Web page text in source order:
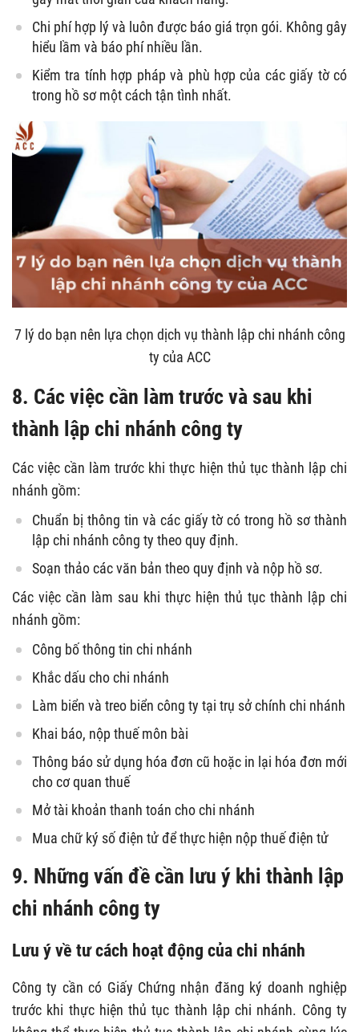
Chi phí hợp lý và luôn được báo giá trọn gói. Không gây
hiểu lầm và báo phí nhiều lần.
Kiểm tra tính hợp pháp và phù hợp của các giấy tờ có
trong hồ sơ một cách tận tình nhất.
7 lý do bạn nên lựa chọn dịch vụ thành lập chi nhánh công
ty của ACC
8. Các việc cần làm trước và sau khi
thành lập chi nhánh công ty
Các việc cần làm trước khi thực hiện thủ tục thành lập chi
nhánh gồm:
Chuẩn bị thông tin và các giấy tờ có trong hồ sơ thành
lập chi nhánh công ty theo quy định.
Soạn thảo các văn bản theo quy định và nộp hồ sơ.
Các việc cần làm sau khi thực hiện thủ tục thành lập chi
nhánh gồm:
Công bố thông tin chi nhánh
Khắc dấu cho chi nhánh
Làm biển và treo biển công ty tại trụ sở chính chi nhánh
Khai báo, nộp thuế môn bài
Thông báo sử dụng hóa đơn cũ hoặc in lại hóa đơn mới
cho cơ quan thuế
Mở tài khoản thanh toán cho chi nhánh
Mua chữ ký số điện tử để thực hiện nộp thuế điện tử
9. Những vấn đề cần lưu ý khi thành lập
chi nhánh công ty
Lưu ý về tư cách hoạt động của chi nhánh
Công ty cần có Giấy Chứng nhận đăng ký doanh nghiệp
trước khi thực hiện thủ tục thành lập chi nhánh. Công ty